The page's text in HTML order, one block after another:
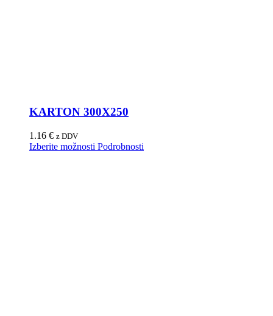
KARTON 300X250
1.16 € z DDV
Izberite možnosti Podrobnosti